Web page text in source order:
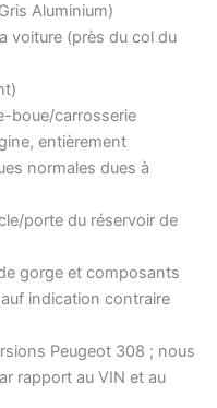
Aluminium)
voiture (près du col du
boue/carrosserie
entièrement
normales dues à
porte du réservoir de
gorge et composants
indication contraire
Peugeot 308 ; nous
rapport au VIN et au